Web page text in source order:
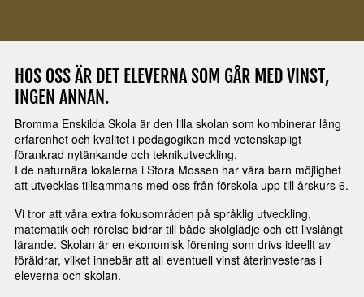
HOS OSS ÄR DET ELEVERNA SOM GÅR MED VINST,
INGEN ANNAN.
Bromma Enskilda Skola är den lilla skolan som kombinerar lång
erfarenhet och kvalitet i pedagogiken med vetenskapligt
förankrad nytänkande och teknikutveckling.
I de naturnära lokalerna i Stora Mossen har våra barn möjlighet
att utvecklas tillsammans med oss från förskola upp till årskurs 6.
Vi tror att våra extra fokusområden på språklig utveckling,
matematik och rörelse bidrar till både skolglädje och ett livslångt
lärande. Skolan är en ekonomisk förening som drivs ideellt av
föräldrar, vilket innebär att all eventuell vinst återinvesteras i
eleverna och skolan.